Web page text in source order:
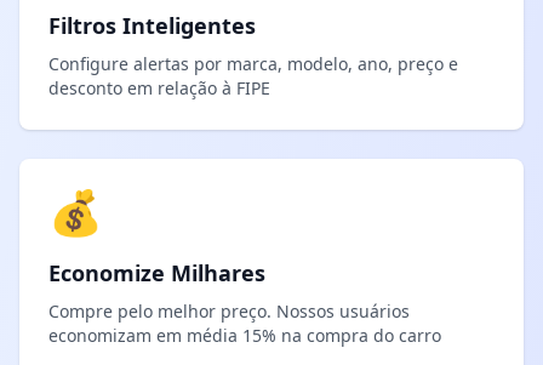
Filtros Inteligentes
Configure alertas por marca, modelo, ano, preço e
desconto em relação à FIPE
💰
Economize Milhares
Compre pelo melhor preço. Nossos usuários
economizam em média 15% na compra do carro